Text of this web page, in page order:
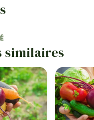
similaires